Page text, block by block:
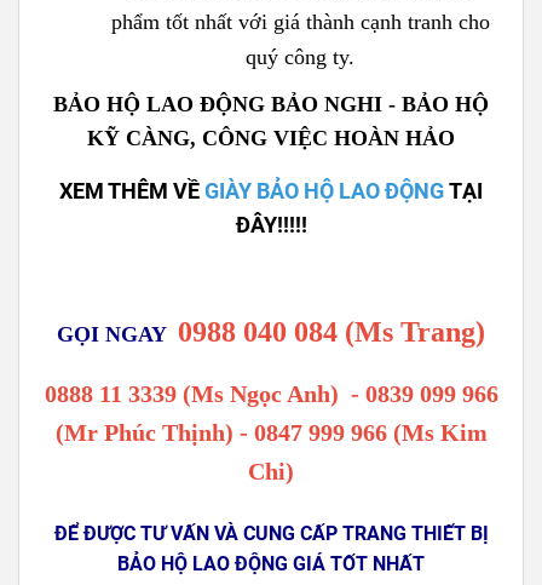
phẩm tốt nhất với giá thành cạnh tranh cho
quý công ty.
BẢO HỘ LAO ĐỘNG BẢO NGHI - BẢO HỘ
KỸ CÀNG, CÔNG VIỆC HOÀN HẢO
XEM THÊM VỀGIÀY BẢO HỘ LAO ĐỘNGTẠI
ĐÂY!!!!!
GỌI NGAY 0988 040 084 (Ms Trang)
0888 11 3339 (Ms Ngọc Anh) - 0839 099 966
(Mr Phúc Thịnh) - 0847 999 966 (Ms Kim
Chi)
ĐỂ ĐƯỢC TƯ VẤN VÀ CUNG CẤP TRANG THIẾT BỊ
BẢO HỘ LAO ĐỘNG GIÁ TỐT NHẤT